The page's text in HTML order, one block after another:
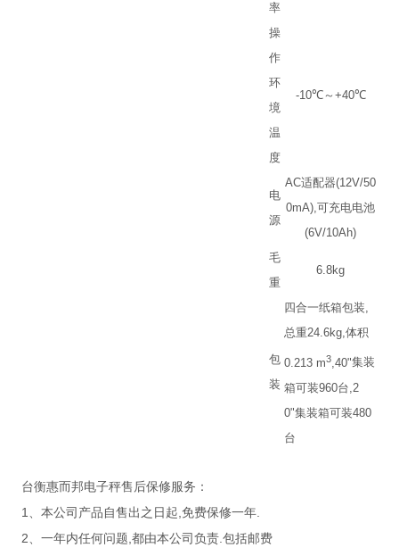
率
操
作
环
境
温
度
-10℃～ +40℃
电
源
AC适配器(12V/50
0mA),可充电电池
(6V/10Ah)
毛
重
6.8kg
包
装
四合一纸箱包装,
总重24.6kg,体积
0.213 m3,40"集装
箱可装960台 ,2
0"集装箱可装480
台
台衡惠而邦电子秤售后保修服务：
1、本公司产品自售出之日起,免费保修一年.
2、一年内任何问题,都由本公司负责.包括邮费